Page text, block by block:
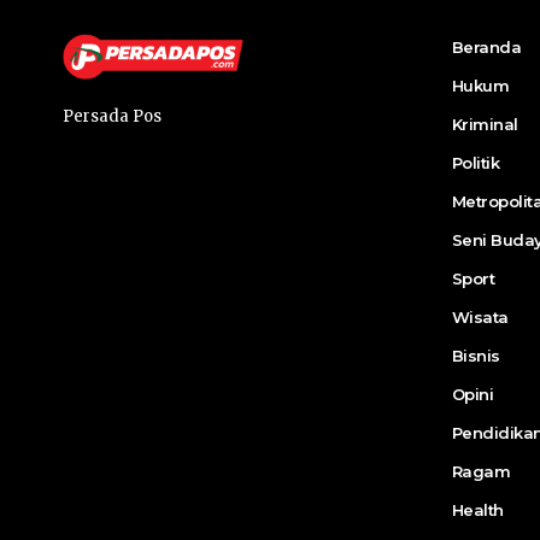
Persada Pos
Beranda
Hukum
Kriminal
Politik
Seni
Sport
Wisata
Bisnis
Opini
Ragam
Health